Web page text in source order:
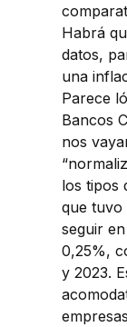
Habrá
datos,
una
Parece
Bancos
nos
los tipos
que tuvo
seguir
0,25%,
y 2023.